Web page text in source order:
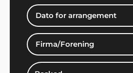
Bjørn Bendtsen, Kalundborg
"Vi var lidt på bar bund med
musik til vores arrangement,
Danmark viste vejen med et
masser af ideer".